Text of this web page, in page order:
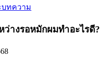
ทความ
ว่างรอหมักผมทำอะไรดี?